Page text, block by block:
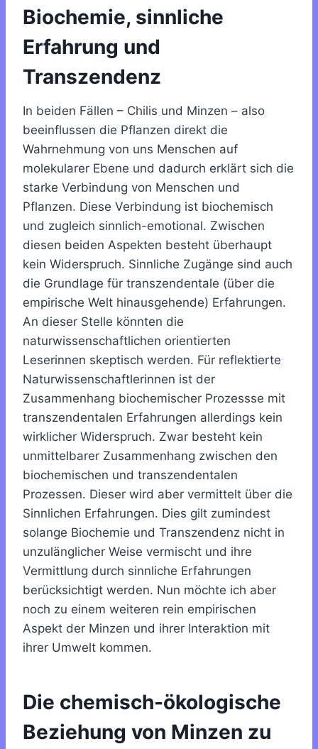
Biochemie, sinnliche
Erfahrung und
Transzendenz
In beiden Fällen – Chilis und Minzen – also
beeinflussen die Pflanzen direkt die
Wahrnehmung von uns Menschen auf
molekularer Ebene und dadurch erklärt sich die
starke Verbindung von Menschen und
Pflanzen. Diese Verbindung ist biochemisch
und zugleich sinnlich-emotional. Zwischen
diesen beiden Aspekten besteht überhaupt
kein Widerspruch. Sinnliche Zugänge sind auch
die Grundlage für transzendentale (über die
empirische Welt hinausgehende) Erfahrungen.
An dieser Stelle könnten die
naturwissenschaftlichen orientierten
Leserinnen skeptisch werden. Für reflektierte
Naturwissenschaftlerinnen ist der
Zusammenhang biochemischer Prozessse mit
transzendentalen Erfahrungen allerdings kein
wirklicher Widerspruch. Zwar besteht kein
unmittelbarer Zusammenhang zwischen den
biochemischen und transzendentalen
Prozessen. Dieser wird aber vermittelt über die
Sinnlichen Erfahrungen. Dies gilt zumindest
solange Biochemie und Transzendenz nicht in
unzulänglicher Weise vermischt und ihre
Vermittlung durch sinnliche Erfahrungen
berücksichtigt werden. Nun möchte ich aber
noch zu einem weiteren rein empirischen
Aspekt der Minzen und ihrer Interaktion mit
ihrer Umwelt kommen.
Die chemisch-ökologische
Beziehung von Minzen zu